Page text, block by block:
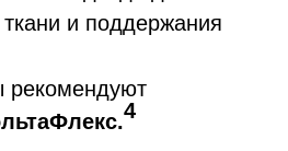
и поддержания
рекомендуют
4